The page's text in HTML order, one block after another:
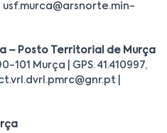
| usf.murca@arsnorte.min-
– Posto Territorial de Murça
Murça | GPS. 41.410997,
ct.vrl.dvrl.pmrc@gnr.pt |